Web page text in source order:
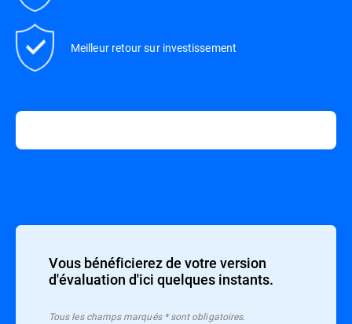
Meilleur retour sur investissement
Vous bénéficierez de votre version
d'évaluation d'ici quelques instants.
Tous les champs marqués * sont obligatoires.